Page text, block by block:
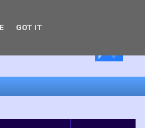
GOT IT